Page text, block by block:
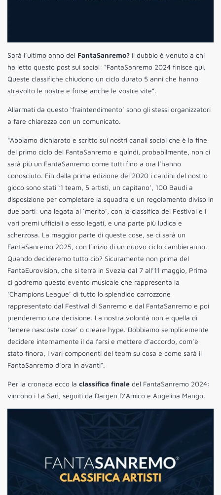
Sarà l’ultimo anno del FantaSanremo? Il dubbio è venuto a chi
ha letto questo post sui social: “FantaSanremo 2024 finisce qui.
Queste classifiche chiudono un ciclo durato 5 anni che hanno
stravolto le nostre e forse anche le vostre vite”.
Allarmati da questo ‘fraintendimento’ sono gli stessi organizzatori
a fare chiarezza con un comunicato.
“Abbiamo dichiarato e scritto sui nostri canali social che è la fine
del primo ciclo del FantaSanremo e quindi, probabilmente, non ci
sarà più un FantaSanremo come tutti fino a ora l’hanno
conosciuto. Fin dalla prima edizione del 2020 i cardini del nostro
gioco sono stati ‘1 team, 5 artisti, un capitano’, 100 Baudi a
disposizione per completare la squadra e un regolamento diviso in
due parti: una legata al ‘merito’, con la classifica del Festival e i
vari premi ufficiali a esso legati, e una parte più ludica e
scherzosa. La maggior parte di queste cose, se ci sarà un
FantaSanremo 2025, con l’inizio di un nuovo ciclo cambieranno.
Quando decideremo tutto ciò? Sicuramente non prima del
FantaEurovision, che si terrà in Svezia dal 7 all’11 maggio, Prima
ci godremo questo evento musicale che rappresenta la
‘Champions League’ di tutto lo splendido carrozzone
rappresentato dal Festival di Sanremo e dal FantaSanremo e poi
prenderemo una decisione. La nostra volontà non è quella di
‘tenere nascoste cose’ o creare hype. Dobbiamo semplicemente
decidere internamente il da farsi e mettere d’accordo, com’è
stato finora, i vari componenti del team su cosa e come sarà il
FantaSanremo d’ora in avanti”.
Per la cronaca ecco la classifica finale del FantaSanremo 2024:
vincono i La Sad, seguiti da Dargen D’Amico e Angelina Mango.